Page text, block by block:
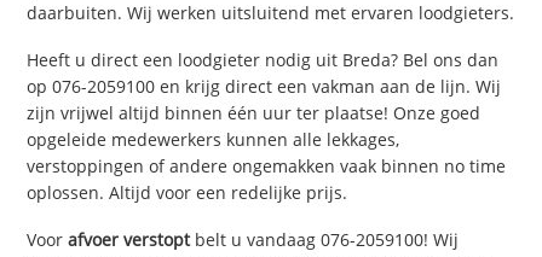
daarbuiten. Wij werken uitsluitend met ervaren loodgieters.
Heeft u direct een loodgieter nodig uit Breda? Bel ons dan
op 076-2059100 en krijg direct een vakman aan de lijn. Wij
zijn vrijwel altijd binnen één uur ter plaatse! Onze goed
opgeleide medewerkers kunnen alle lekkages,
verstoppingen of andere ongemakken vaak binnen no time
oplossen. Altijd voor een redelijke prijs.
Voorafvoer verstoptbelt u vandaag 076-2059100! Wij